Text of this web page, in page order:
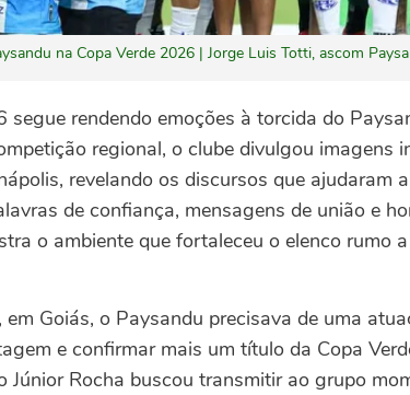
na Copa Verde 2026 | Jorge Luis Totti, ascom
rendendo emoções à torcida do
regional, o clube divulgou imagens
revelando os discursos que ajudaram
de confiança, mensagens de união e
o ambiente que fortaleceu o elenco rumo
Goiás, o Paysandu precisava de uma
e confirmar mais um título da Copa
Júnior Rocha buscou transmitir ao grupo